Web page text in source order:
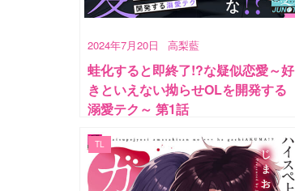
2024年7月20日 高梨藍
蛙化すると即終了!?な疑似恋愛～好
きといえない拗らせOLを開発する
溺愛テク～ 第1話
TL